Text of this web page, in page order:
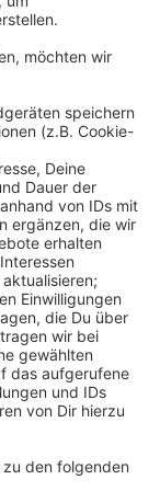
muss das
vorher
sein, eine
Bei
außerdem
lassen. Und
für den Lohn
werden. Bei
jetzt zum
genutzt